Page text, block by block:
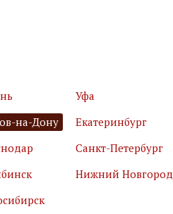
Уфа
на-Дону
Екатеринбург
Санкт-Петербург
Нижний Новгород